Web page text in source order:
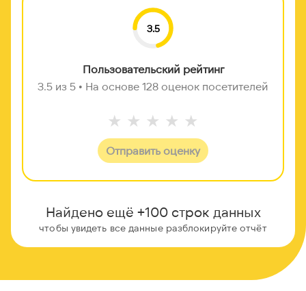
3.5
Пользовательский рейтинг
3.5 из 5 • На основе 128 оценок посетителей
★ ★ ★ ★ ★
Отправить оценку
Найдено ещё +100 строк данных
чтобы увидеть все данные разблокируйте отчёт